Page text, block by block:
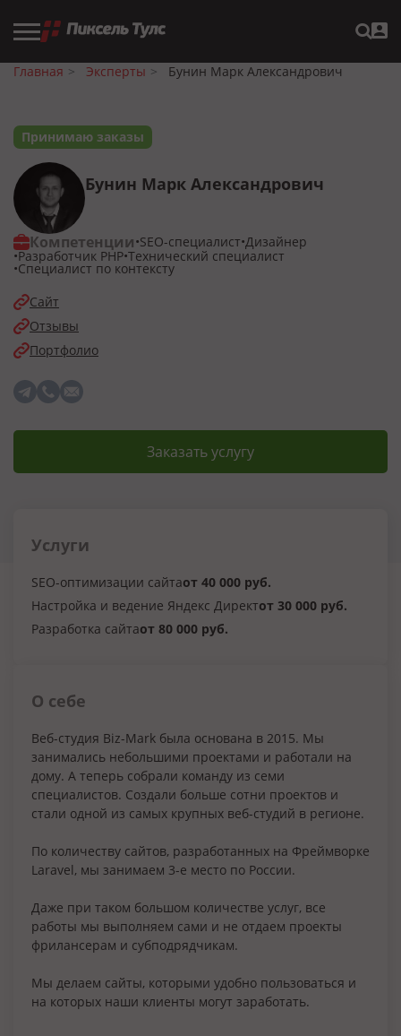
Главная Эксперты Бунин Марк Александрович
Принимаю заказы
Бунин Марк Александрович
Компетенции SEO-специалист Дизайнер
Разработчик PHP Технический специалист
Специалист по контексту
Сайт
Отзывы
Портфолио
Заказать услугу
Услуги
SEO-оптимизации сайтаот 40 000 руб.
Настройка и ведение Яндекс Директот 30 000 руб.
Разработка сайтаот 80 000 руб.
О себе
Веб-студия Biz-Mark была основана в 2015. Мы
занимались небольшими проектами и работали на
дому. А теперь собрали команду из семи
специалистов. Создали больше сотни проектов и
стали одной из самых крупных веб-студий в регионе.
По количеству сайтов, разработанных на Фреймворке
Laravel, мы занимаем 3-е место по России.
Даже при таком большом количестве услуг, все
работы мы выполняем сами и не отдаем проекты
фрилансерам и субподрядчикам.
Мы делаем сайты, которыми удобно пользоваться и
на которых наши клиенты могут заработать.